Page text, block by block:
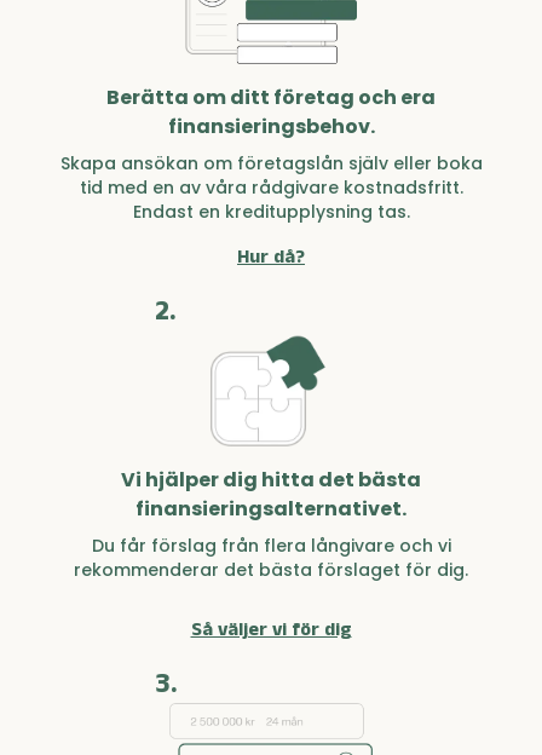
Berätta om ditt företag och era
finansieringsbehov.
Skapa ansökan om företagslån själv eller boka
tid med en av våra rådgivare kostnadsfritt.
Endast en kreditupplysning tas.
Hur då?
2.
Vi hjälper dig hitta det bästa
finansieringsalternativet.
Du får förslag från flera långivare och vi
rekommenderar det bästa förslaget för dig.
Så väljer vi för dig
3.